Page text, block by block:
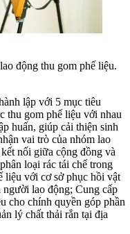
động thu gom phế liệu.
lập với 5 mục tiêu
thu gom phế liệu với nhau
huấn, giúp cải thiện sinh
vai trò của nhóm lao
nối giữa cộng đồng và
loại rác tái chế trong
liệu với cơ sở phục hồi vật
lao động; Cung cấp
cho chính quyền góp phần
lý chất thải rắn tại địa